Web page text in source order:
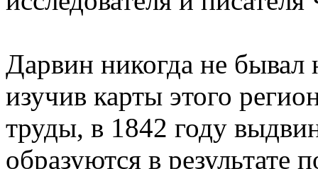
Дарвин никогда не
изучив карты этого
труды, в 1842 году
образуются в результате